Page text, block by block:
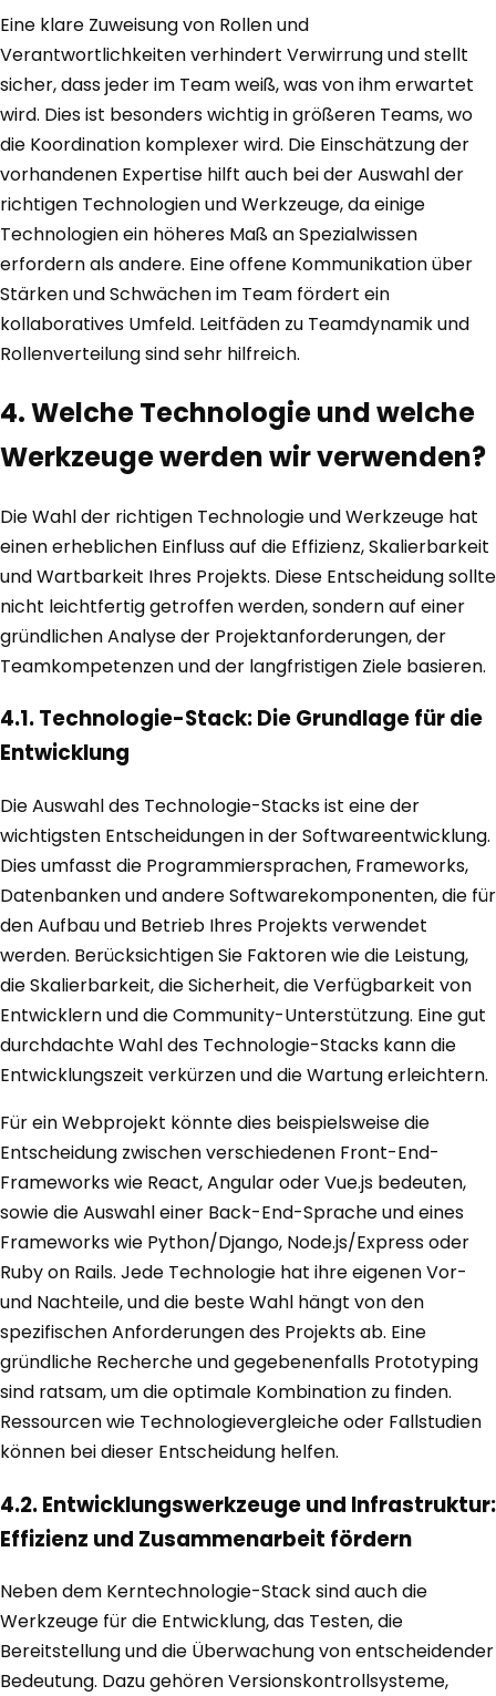
Eine klare Zuweisung von Rollen und
Verantwortlichkeiten verhindert Verwirrung und stellt
sicher, dass jeder im Team weiß, was von ihm erwartet
wird. Dies ist besonders wichtig in größeren Teams, wo
die Koordination komplexer wird. Die Einschätzung der
vorhandenen Expertise hilft auch bei der Auswahl der
richtigen Technologien und Werkzeuge, da einige
Technologien ein höheres Maß an Spezialwissen
erfordern als andere. Eine offene Kommunikation über
Stärken und Schwächen im Team fördert ein
kollaboratives Umfeld. Leitfäden zu Teamdynamik und
Rollenverteilung sind sehr hilfreich.
4. Welche Technologie und welche
Werkzeuge werden wir verwenden?
Die Wahl der richtigen Technologie und Werkzeuge hat
einen erheblichen Einfluss auf die Effizienz, Skalierbarkeit
und Wartbarkeit Ihres Projekts. Diese Entscheidung sollte
nicht leichtfertig getroffen werden, sondern auf einer
gründlichen Analyse der Projektanforderungen, der
Teamkompetenzen und der langfristigen Ziele basieren.
4.1. Technologie-Stack: Die Grundlage für die
Entwicklung
Die Auswahl des Technologie-Stacks ist eine der
wichtigsten Entscheidungen in der Softwareentwicklung.
Dies umfasst die Programmiersprachen, Frameworks,
Datenbanken und andere Softwarekomponenten, die für
den Aufbau und Betrieb Ihres Projekts verwendet
werden. Berücksichtigen Sie Faktoren wie die Leistung,
die Skalierbarkeit, die Sicherheit, die Verfügbarkeit von
Entwicklern und die Community-Unterstützung. Eine gut
durchdachte Wahl des Technologie-Stacks kann die
Entwicklungszeit verkürzen und die Wartung erleichtern.
Für ein Webprojekt könnte dies beispielsweise die
Entscheidung zwischen verschiedenen Front-End-
Frameworks wie React, Angular oder Vue.js bedeuten,
sowie die Auswahl einer Back-End-Sprache und eines
Frameworks wie Python/Django, Node.js/Express oder
Ruby on Rails. Jede Technologie hat ihre eigenen Vor-
und Nachteile, und die beste Wahl hängt von den
spezifischen Anforderungen des Projekts ab. Eine
gründliche Recherche und gegebenenfalls Prototyping
sind ratsam, um die optimale Kombination zu finden.
Ressourcen wie Technologievergleiche oder Fallstudien
können bei dieser Entscheidung helfen.
4.2. Entwicklungswerkzeuge und Infrastruktur:
Effizienz und Zusammenarbeit fördern
Neben dem Kerntechnologie-Stack sind auch die
Werkzeuge für die Entwicklung, das Testen, die
Bereitstellung und die Überwachung von entscheidender
Bedeutung. Dazu gehören Versionskontrollsysteme,